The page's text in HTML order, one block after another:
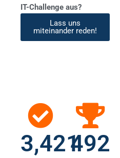
IT-Challenge aus?
Lass uns
miteinander reden!
3,421492